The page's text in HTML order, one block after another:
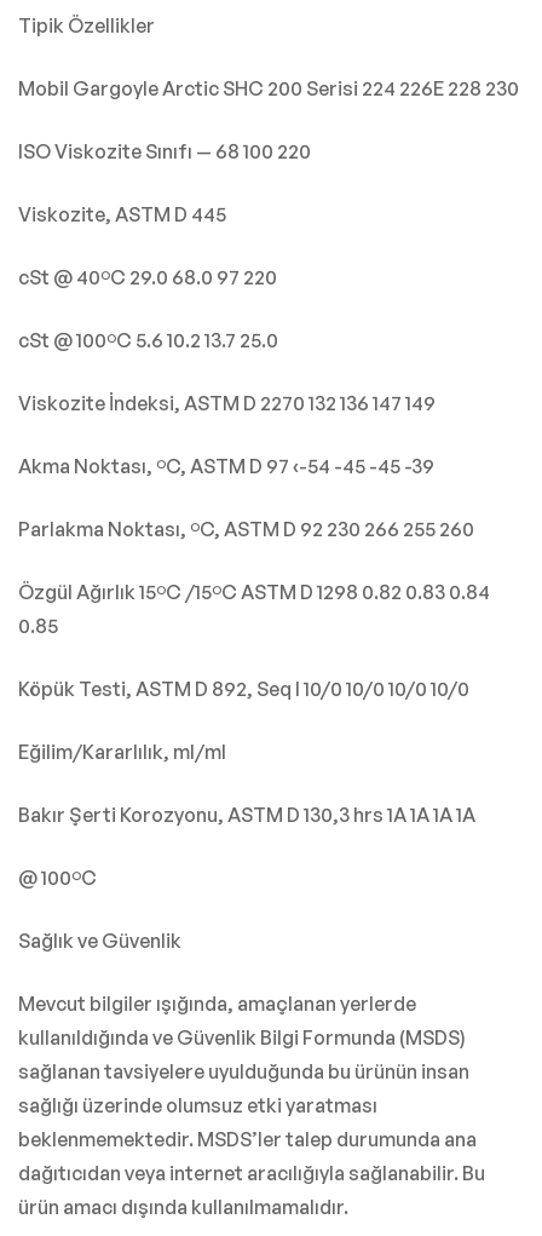
Tipik Özellikler
Mobil Gargoyle Arctic SHC 200 Serisi 224 226E 228 230
ISO Viskozite Sınıfı — 68 100 220
Viskozite, ASTM D 445
cSt @ 40ºC 29.0 68.0 97 220
cSt @ 100ºC 5.6 10.2 13.7 25.0
Viskozite İndeksi, ASTM D 2270 132 136 147 149
Akma Noktası, ºC, ASTM D 97 ‹-54 -45 -45 -39
Parlakma Noktası, ºC, ASTM D 92 230 266 255 260
Özgül Ağırlık 15ºC /15ºC ASTM D 1298 0.82 0.83 0.84
0.85
Köpük Testi, ASTM D 892, Seq I 10/0 10/0 10/0 10/0
Eğilim/Kararlılık, ml/ml
Bakır Şerti Korozyonu, ASTM D 130,3 hrs 1A 1A 1A 1A
@ 100ºC
Sağlık ve Güvenlik
Mevcut bilgiler ışığında, amaçlanan yerlerde
kullanıldığında ve Güvenlik Bilgi Formunda (MSDS)
sağlanan tavsiyelere uyulduğunda bu ürünün insan
sağlığı üzerinde olumsuz etki yaratması
beklenmemektedir. MSDS’ler talep durumunda ana
dağıtıcıdan veya internet aracılığıyla sağlanabilir. Bu
ürün amacı dışında kullanılmamalıdır.